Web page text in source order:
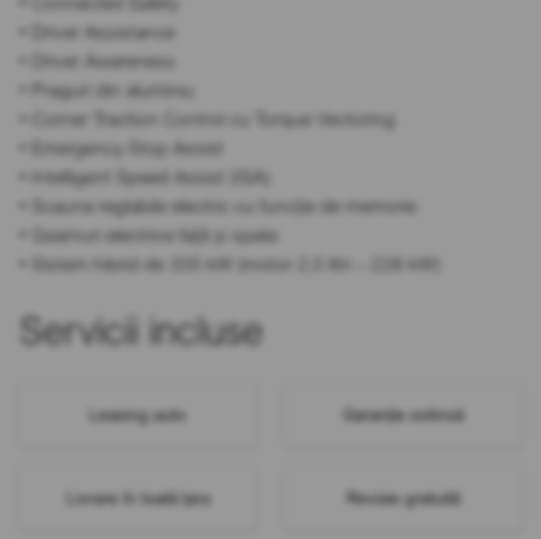
• Driver Assistance
• Driver Awareness
• Praguri din aluminiu
• Corner Traction Control cu Torque Vectoring
• Emergency Stop Assist
• Intelligent Speed Assist (ISA)
• Scaune reglabile electric cu funcție de memorie
• Geamuri electrice față și spate
• Sistem hibrid de 335 kW (motor 2,0 litri – 228 kW)
Servicii incluse
Leasing auto Garanție extinsă
Livrare în toată țara Revizie gratuită